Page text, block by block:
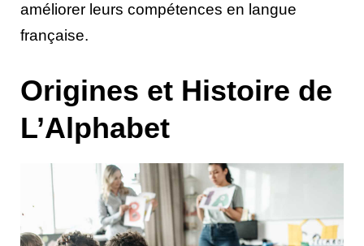
améliorer leurs compétences en langue
française.
Origines et Histoire de
L’Alphabet